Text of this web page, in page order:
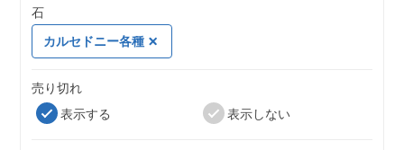
石
カルセドニー各種
売り切れ
表示する
表示しない